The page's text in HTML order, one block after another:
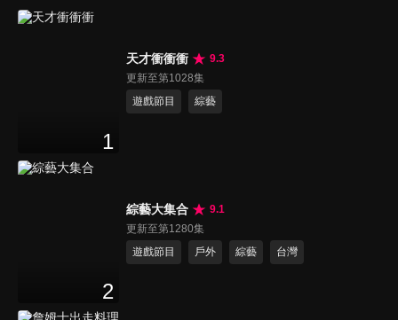
1
天才衝衝衝
9.3
更新至第1028集
遊戲節目
綜藝
2
綜藝大集合
9.1
更新至第1280集
遊戲節目
戶外 綜藝 台灣